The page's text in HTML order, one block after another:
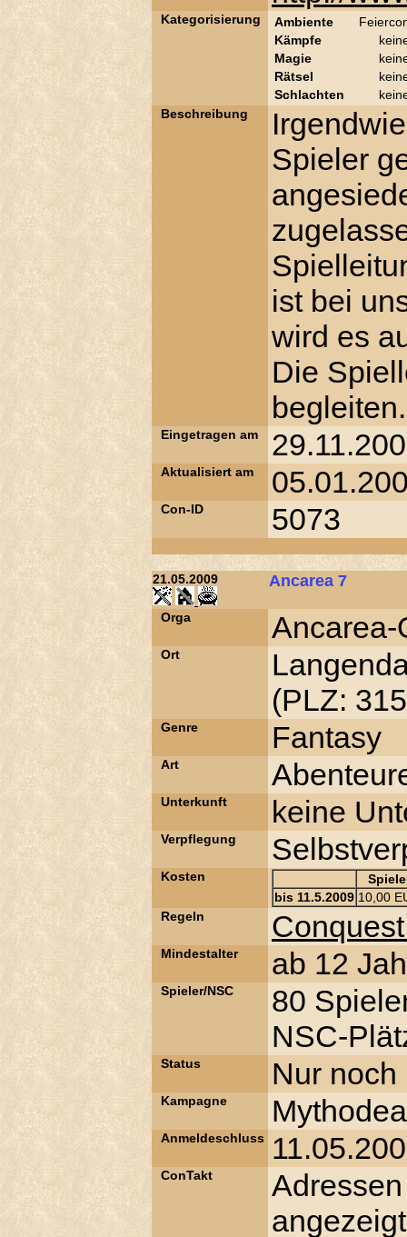
Kategorisierung Ambiente
Kämpfe
Magie
Rätsel
Schlachten
Beschreibung
Spieler
ist bei
wird es
Die
Eingetragen am
Aktualisiert am
Con-ID 5073
21.05.2009 Ancarea 7
Orga Ancarea-
Ort
(PLZ:
Genre Fantasy
Art
Unterkunft keine
Verpflegung
Kosten
bis 11.5.2009 10,00
Regeln
Mindestalter ab 12
Spieler/NSC
80
NSC-
Status Nur
Kampagne
Anmeldeschluss
ConTakt
angezeigt